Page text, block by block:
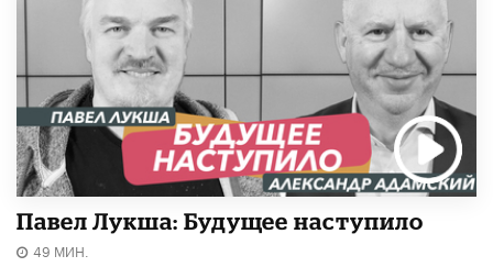
Павел Лукша: Будущее наступило
49 МИН.